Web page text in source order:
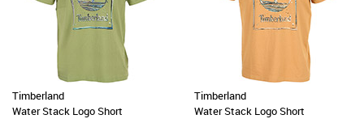
Timberland
Water Stack Logo Short
Timberland
Water Stack Logo Short